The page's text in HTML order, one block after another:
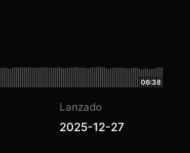
06:38
Lanzado
2025-12-27